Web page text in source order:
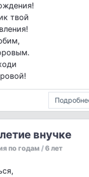
твой
внучке
по годам /6 лет